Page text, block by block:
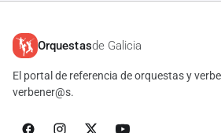
Orquestasde Galicia
El portal de referencia de orquestas y
verbener@s.